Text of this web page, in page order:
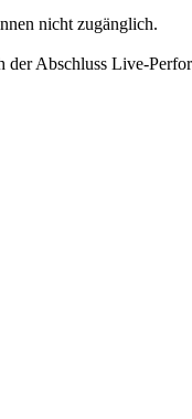
nicht zugänglich.
der Abschluss Live-